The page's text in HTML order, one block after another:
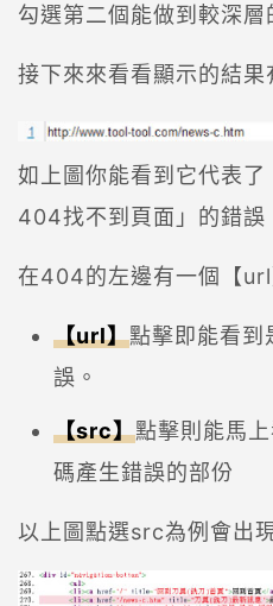
勾選第二個能做到較深層
接下來來看看顯示的結
如上圖你能看到它代表
404找不到頁面」的錯誤
在404的左邊有一個【url
【url】點擊即能看到
誤。
【src】點擊則能馬
碼產生錯誤的部份
以上圖點選src為例會出